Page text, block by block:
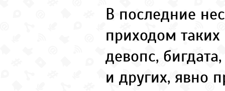
В последние
приходом
девопс,
и других, явно